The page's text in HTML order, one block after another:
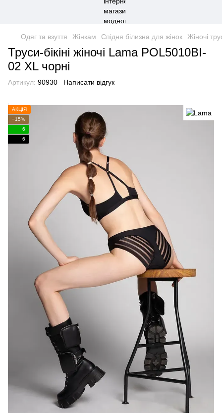
Одяг та взуття Жінкам Спідня білизна для жінок Жіночі
Труси-бікіні жіночі Lama POL5010BI-
02 XL чорні
Артикул: 90930 Написати відгук
АКЦІЯ
−15%
6
6